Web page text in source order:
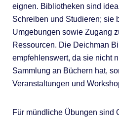
eignen. Bibliotheken sind
Schreiben und Studieren; sie
Umgebungen sowie Zugang
Ressourcen. Die Deichman
empfehlenswert, da sie nicht
Sammlung an Büchern hat,
Veranstaltungen und
Für mündliche Übungen sind